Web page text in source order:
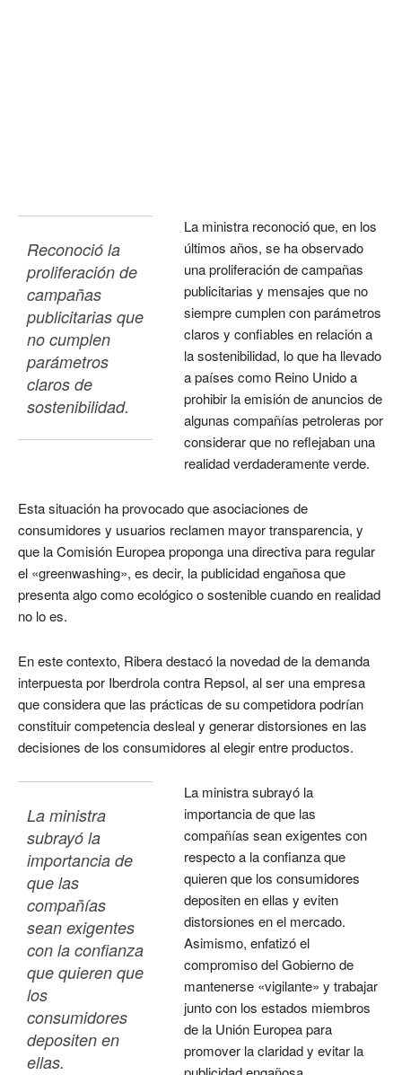
Reconoció la
proliferación de
campañas
publicitarias que
no cumplen
parámetros
claros de
sostenibilidad.
La ministra reconoció que, en los
últimos años, se ha observado
una proliferación de campañas
publicitarias y mensajes que no
siempre cumplen con parámetros
claros y confiables en relación a
la sostenibilidad, lo que ha llevado
a países como Reino Unido a
prohibir la emisión de anuncios de
algunas compañías petroleras por
considerar que no reflejaban una
realidad verdaderamente verde.
Esta situación ha provocado que asociaciones de
consumidores y usuarios reclamen mayor transparencia, y
que la Comisión Europea proponga una directiva para regular
el «greenwashing», es decir, la publicidad engañosa que
presenta algo como ecológico o sostenible cuando en realidad
no lo es.
En este contexto, Ribera destacó la novedad de la demanda
interpuesta por Iberdrola contra Repsol, al ser una empresa
que considera que las prácticas de su competidora podrían
constituir competencia desleal y generar distorsiones en las
decisiones de los consumidores al elegir entre productos.
La ministra
subrayó la
importancia de
que las
compañías
sean exigentes
con la confianza
que quieren que
los
consumidores
depositen en
ellas.
La ministra subrayó la
importancia de que las
compañías sean exigentes con
respecto a la confianza que
quieren que los consumidores
depositen en ellas y eviten
distorsiones en el mercado.
Asimismo, enfatizó el
compromiso del Gobierno de
mantenerse «vigilante» y trabajar
junto con los estados miembros
de la Unión Europea para
promover la claridad y evitar la